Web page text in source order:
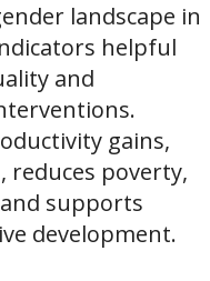
landscape in
helpful
and
gains,
reduces poverty,
supports
development.